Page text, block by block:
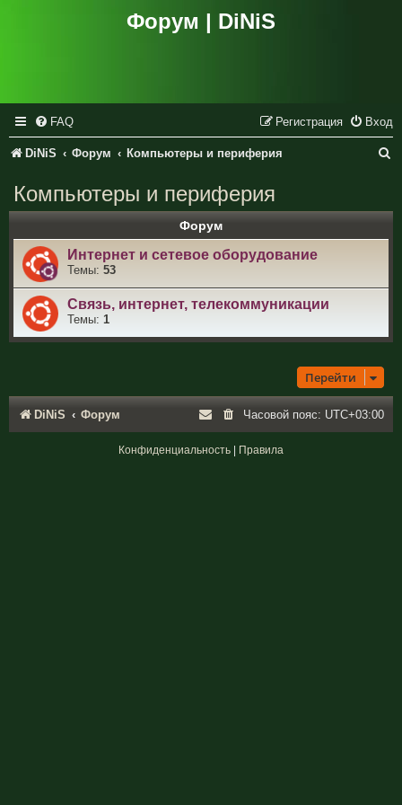
Форум | DiNiS
FAQ Вход
Регистрация
DiNiS Форум Компьютеры и периферия
Компьютеры и периферия
Форум
Интернет и сетевое оборудование
Темы: 53
Связь, интернет, телекоммуникации
Темы: 1
Перейти
DiNiS Форум Часовой пояс: UTC+03:00
Конфиденциальность | Правила